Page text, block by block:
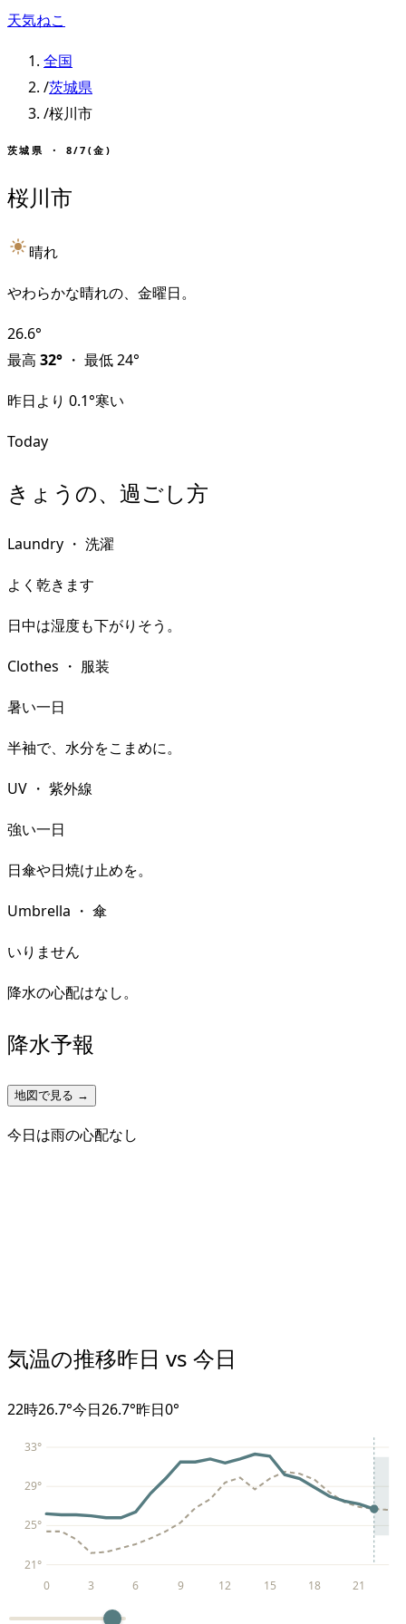
天気ねこ
全国
/茨城県
/桜川市
茨城県 ・ 8/7(金)
桜川市
晴れ
やわらかな晴れの、金曜日。
26.6°
最高 32° ・ 最低24°
昨日より 0.1°寒い
Today
きょうの、過ごし方
Laundry ・ 洗濯
よく乾きます
日中は湿度も下がりそう。
Clothes ・ 服装
暑い一日
半袖で、水分をこまめに。
UV ・ 紫外線
強い一日
日傘や日焼け止めを。
Umbrella ・ 傘
いりません
降水の心配はなし。
降水予報
地図で見る →
今日は雨の心配なし
気温の推移昨日 vs 今日
22時26.7°今日26.7°昨日0°
21°
25°
29°
33°
0 3 6 9 12 15 18 21